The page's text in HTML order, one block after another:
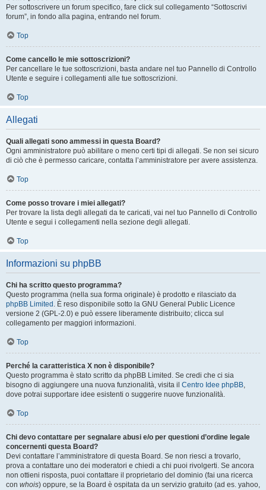
Per sottoscrivere un forum specifico, fare click sul collegamento “Sottoscrivi
forum”, in fondo alla pagina, entrando nel forum.
Top
Come cancello le mie sottoscrizioni?
Per cancellare le tue sottoscrizioni, basta andare nel tuo Pannello di Controllo
Utente e seguire i collegamenti alle tue sottoscrizioni.
Top
Allegati
Quali allegati sono ammessi in questa Board?
Ogni amministratore può abilitare o meno certi tipi di allegati. Se non sei sicuro
di ciò che è permesso caricare, contatta l’amministratore per avere assistenza.
Top
Come posso trovare i miei allegati?
Per trovare la lista degli allegati da te caricati, vai nel tuo Pannello di Controllo
Utente e segui i collegamenti nella sezione degli allegati.
Top
Informazioni su phpBB
Chi ha scritto questo programma?
Questo programma (nella sua forma originale) è prodotto e rilasciato da
phpBB Limited . È reso disponibile sotto la GNU General Public Licence
versione 2 (GPL-2.0) e può essere liberamente distribuito; clicca sul
collegamento per maggiori informazioni.
Top
Perché la caratteristica X non è disponibile?
Questo programma è stato scritto da phpBB Limited. Se credi che ci sia
bisogno di aggiungere una nuova funzionalità, visita il Centro Idee phpBB,
dove potrai supportare idee esistenti o suggerire nuove funzionalità.
Top
Chi devo contattare per segnalare abusi e/o per questioni d’ordine legale
concernenti questa Board?
Devi contattare l’amministratore di questa Board. Se non riesci a trovarlo,
prova a contattare uno dei moderatori e chiedi a chi puoi rivolgerti. Se ancora
non ottieni risposta, puoi contattare il proprietario del dominio (fai una ricerca
con whois) oppure, se la Board è ospitata da un servizio gratuito (ad es. yahoo,